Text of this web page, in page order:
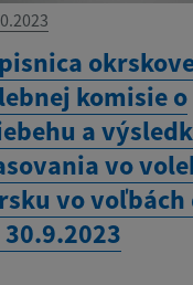
komisie o
a
vo
vo voľbách
30.9.2023